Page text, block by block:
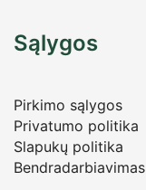
Sąlygos
Pirkimo sąlygos
Privatumo politika
Slapukų politika
Bendradarbiavimas